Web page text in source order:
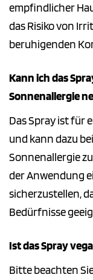
empfindlicher
das Risiko von
beruhigenden
Kann ich das
Sonnenallergie
Das Spray ist für
und kann dazu
Sonnenallergie
der Anwendung
sicherzustellen,
Bedürfnisse
Ist das Spray
Bitte beachten